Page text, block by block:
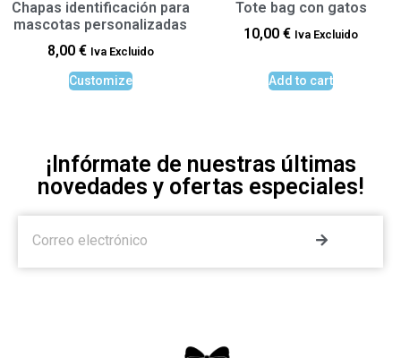
Chapas identificación para
mascotas personalizadas
8,00 € Iva Excluido
Customize
Tote bag con gatos
10,00 € Iva Excluido
Add to cart
¡Infórmate de nuestras últimas
novedades y ofertas especiales!